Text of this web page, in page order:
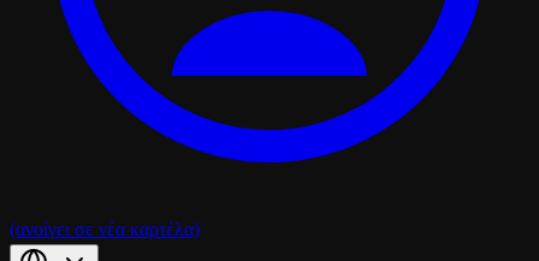
(ανοίγει σε νέα καρτέλα)